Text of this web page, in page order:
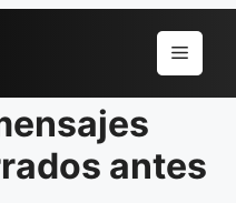
Menu
antes